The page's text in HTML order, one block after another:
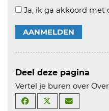
Ja, ik ga akkoord met
AANMELDEN
Deel deze pagina
Vertel je buren over